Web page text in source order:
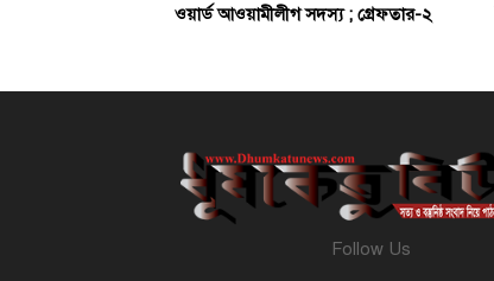
ওয়ার্ড আওয়ামীলীগ সদস্য ; গ্রেফতার-২
Follow Us